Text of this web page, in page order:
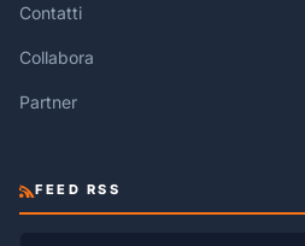
Contatti
Collabora
Partner
FEED RSS